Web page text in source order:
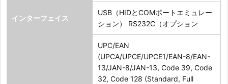
インターフェイス
USB（HIDとCOMポートエミュレー
ション） RS232C（オプション
UPC/EAN
(UPCA/UPCE/UPCE1/EAN-8/EAN-
13/JAN-8/JAN-13, Code 39, Code
32, Code 128 (Standard, Full